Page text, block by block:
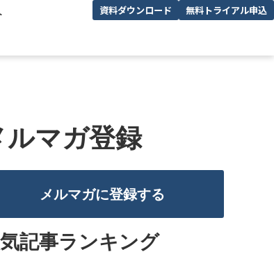
資料ダウンロード 無料トライアル申込
ルマガ登録
メルマガに登録する
記事ランキング